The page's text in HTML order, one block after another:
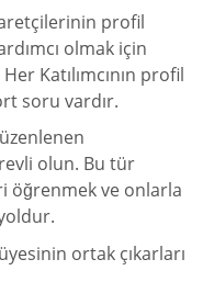
profil
olmak için
Katılımcının profil
soru vardır.
olun. Bu tür
öğrenmek ve onlarla
ortak çıkarları